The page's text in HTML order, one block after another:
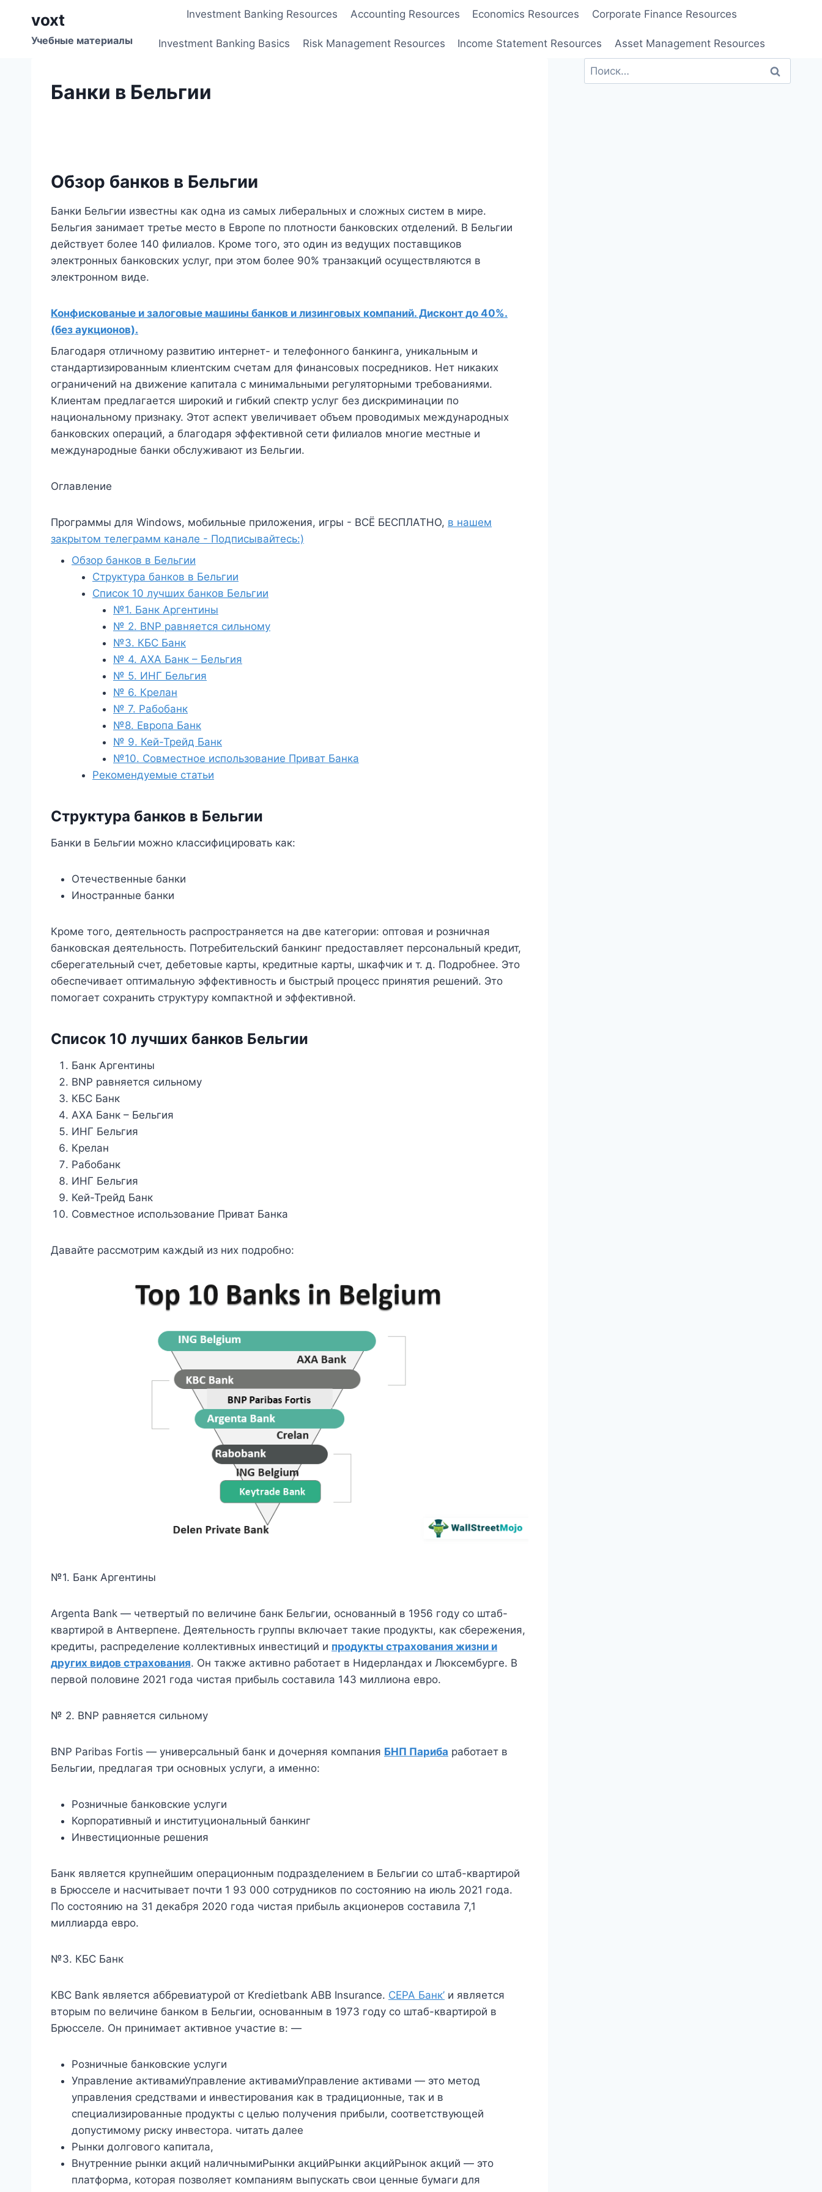
содержимому
voxt
Учебные материалы
Investment Banking Resources Accounting Resources Economics Resources Corporate Finance Resources
Investment Banking Basics Risk Management Resources Income Statement Resources Asset Management Resources
Банки в Бельгии
Обзор банков в Бельгии
Банки Бельгии известны как одна из самых либеральных и сложных систем в мире.
Бельгия занимает третье место в Европе по плотности банковских отделений. В Бельгии
действует более 140 филиалов. Кроме того, это один из ведущих поставщиков
электронных банковских услуг, при этом более 90% транзакций осуществляются в
электронном виде.
Конфискованые и залоговые машины банков и лизинговых компаний. Дисконт до 40%.
(без аукционов).
Благодаря отличному развитию интернет- и телефонного банкинга, уникальным и
стандартизированным клиентским счетам для финансовых посредников. Нет никаких
ограничений на движение капитала с минимальными регуляторными требованиями.
Клиентам предлагается широкий и гибкий спектр услуг без дискриминации по
национальному признаку. Этот аспект увеличивает объем проводимых международных
банковских операций, а благодаря эффективной сети филиалов многие местные и
международные банки обслуживают из Бельгии.
Оглавление
Программы для Windows, мобильные приложения, игры - ВСЁ БЕСПЛАТНО, в нашем
закрытом телеграмм канале - Подписывайтесь:)
Обзор банков в Бельгии
Структура банков в Бельгии
Список 10 лучших банков Бельгии
№1. Банк Аргентины
№ 2. BNP равняется сильному
№3. КБС Банк
№ 4. АХА Банк – Бельгия
№ 5. ИНГ Бельгия
№ 6. Крелан
№ 7. Рабобанк
№8. Европа Банк
№ 9. Кей-Трейд Банк
№10. Совместное использование Приват Банка
Рекомендуемые статьи
Структура банков в Бельгии
Банки в Бельгии можно классифицировать как:
Отечественные банки
Иностранные банки
Кроме того, деятельность распространяется на две категории: оптовая и розничная
банковская деятельность. Потребительский банкинг предоставляет персональный кредит,
сберегательный счет, дебетовые карты, кредитные карты, шкафчик и т. д. Подробнее. Это
обеспечивает оптимальную эффективность и быстрый процесс принятия решений. Это
помогает сохранить структуру компактной и эффективной.
Список 10 лучших банков Бельгии
Банк Аргентины
BNP равняется сильному
КБС Банк
АХА Банк – Бельгия
ИНГ Бельгия
Крелан
Рабобанк
ИНГ Бельгия
Кей-Трейд Банк
Совместное использование Приват Банка
Давайте рассмотрим каждый из них подробно:
№1. Банк Аргентины
Argenta Bank — четвертый по величине банк Бельгии, основанный в 1956 году со штаб-
квартирой в Антверпене. Деятельность группы включает такие продукты, как сбережения,
кредиты, распределение коллективных инвестиций и продукты страхования жизни и
других видов страхования. Он также активно работает в Нидерландах и Люксембурге. В
первой половине 2021 года чистая прибыль составила 143 миллиона евро.
№ 2. BNP равняется сильному
BNP Paribas Fortis — универсальный банк и дочерняя компания БНП Париба работает в
Бельгии, предлагая три основных услуги, а именно:
Розничные банковские услуги
Корпоративный и институциональный банкинг
Инвестиционные решения
Банк является крупнейшим операционным подразделением в Бельгии со штаб-квартирой
в Брюсселе и насчитывает почти 1 93 000 сотрудников по состоянию на июль 2021 года.
По состоянию на 31 декабря 2020 года чистая прибыль акционеров составила 7,1
миллиарда евро.
№3. КБС Банк
KBC Bank является аббревиатурой от Kredietbank ABB Insurance. СЕРА Банк’ и является
вторым по величине банком в Бельгии, основанным в 1973 году со штаб-квартирой в
Брюсселе. Он принимает активное участие в: —
Розничные банковские услуги
Управление активамиУправление активамиУправление активами — это метод
управления средствами и инвестирования как в традиционные, так и в
специализированные продукты с целью получения прибыли, соответствующей
допустимому риску инвестора. читать далее
Рынки долгового капитала,
Внутренние рынки акций наличнымиРынки акцийРынки акцийРынок акций — это
платформа, которая позволяет компаниям выпускать свои ценные бумаги для
Найти: